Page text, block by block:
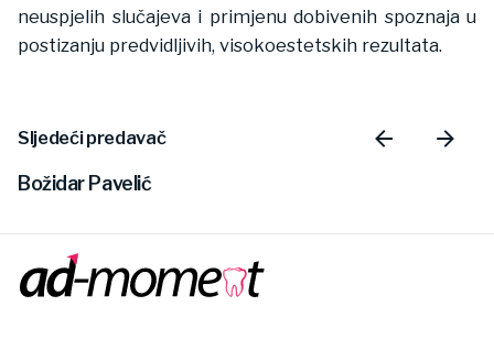
neuspjelih slučajeva i primjenu dobivenih spoznaja u
postizanju predvidljivih, visokoestetskih rezultata.
Sljedeći predavač
Božidar Pavelić